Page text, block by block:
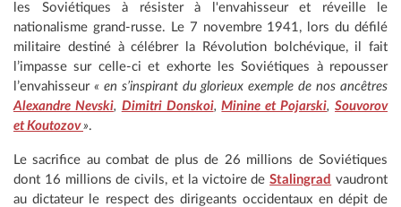
les Soviétiques à résister à l'envahisseur et réveille le
nationalisme grand-russe. Le 7 novembre 1941, lors du défilé
militaire destiné à célébrer la Révolution bolchévique, il fait
l’impasse sur celle-ci et exhorte les Soviétiques à repousser
l’envahisseur « en s’inspirant du glorieux exemple de nos ancêtres
Alexandre Nevski, Dimitri Donskoi,Minine et Pojarski,Souvorov
et Koutozov».
Le sacrifice au combat de plus de 26 millions de Soviétiques
dont 16 millions de civils, et la victoire deStalingrad vaudront
au dictateur le respect des dirigeants occidentaux en dépit de